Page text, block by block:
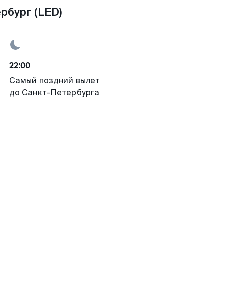
(LED)
22:00
Самый поздний вылет
до Санкт-Петербурга